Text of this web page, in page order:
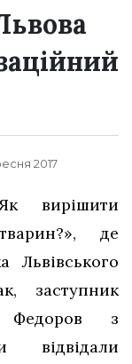
2017
вирішити
де
Львівського
заступник
Федоров з
відвідали